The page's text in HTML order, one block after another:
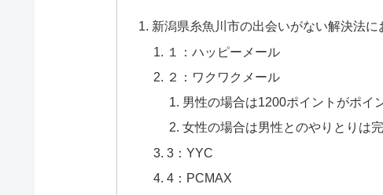
新潟県糸魚川市の出会いがない解決法
１：ハッピーメール
２：ワクワクメール
男性の場合は1200ポイントがポイ
女性の場合は男性とのやりとりは
3：YYC
4：PCMAX